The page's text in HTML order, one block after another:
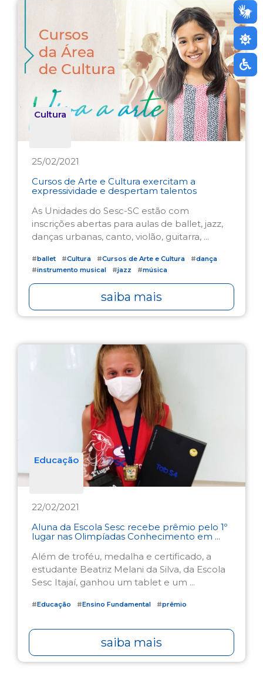
Cultura
25/02/2021
Cursos de Arte e Cultura exercitam a
expressividade e despertam talentos
As Unidades do Sesc-SC estão com
inscrições abertas para aulas de ballet, jazz,
danças urbanas, canto, violão, guitarra, ...
#ballet #Cultura #Cursos de Arte e Cultura #dança
#instrumento musical #jazz #música
saiba mais
Educação
22/02/2021
Aluna da Escola Sesc recebe prêmio pelo 1º
lugar nas Olimpíadas Conhecimento em ...
Além de troféu, medalha e certificado, a
estudante Beatriz Melani da Silva, da Escola
Sesc Itajaí, ganhou um tablet e um ...
#Educação #Ensino Fundamental #prêmio
saiba mais